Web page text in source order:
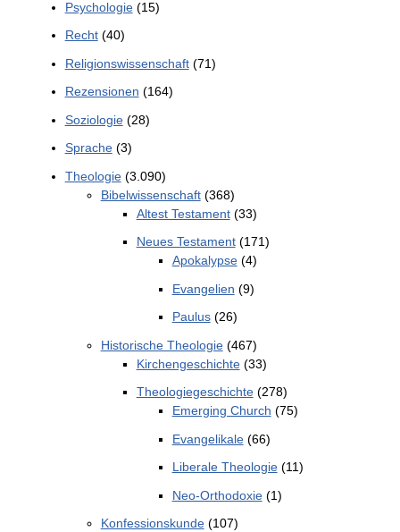
Psychologie(15)
Recht(40)
Religionswissenschaft(71)
Rezensionen (164)
Soziologie(28)
Sprache(3)
Theologie(3.090)
Bibelwissenschaft(368)
Altest Testament(33)
Neues Testament(171)
Apokalypse(4)
Evangelien (9)
Paulus(26)
Historische Theologie(467)
Kirchengeschichte(33)
Theologiegeschichte(278)
Emerging Church (75)
Evangelikale(66)
Liberale Theologie(11)
Neo-Orthodoxie(1)
Konfessionskunde(107)